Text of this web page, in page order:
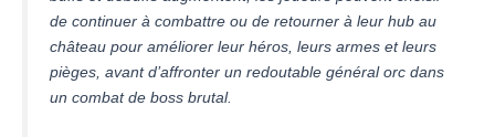
de continuer à combattre ou de retourner à leur hub au
château pour améliorer leur héros, leurs armes et leurs
pièges, avant d’affronter un redoutable général orc dans
un combat de boss brutal.